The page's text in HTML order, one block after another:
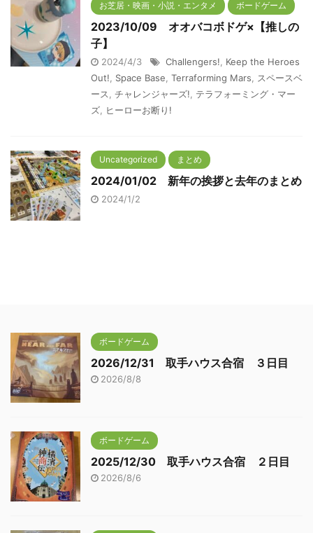
お芝居・映画・小説・エンタメ ボードゲーム
2023/10/09 オオバコボドゲ×【推しの
子】
2024/4/3 Challengers!
Keep the Heroes
Out!
Space Base Terraforming Mars
スペースベ
ース
チャレンジャーズ!
テラフォーミング・マー
ズ
ヒーローお断り!
Uncategorized まとめ
2024/01/02 新年の挨拶と去年のまとめ
2024/1/2
ボードゲーム
2026/12/31 取手ハウス合宿 ３日目
2026/8/8
ボードゲーム
2025/12/30 取手ハウス合宿 ２日目
2026/8/6